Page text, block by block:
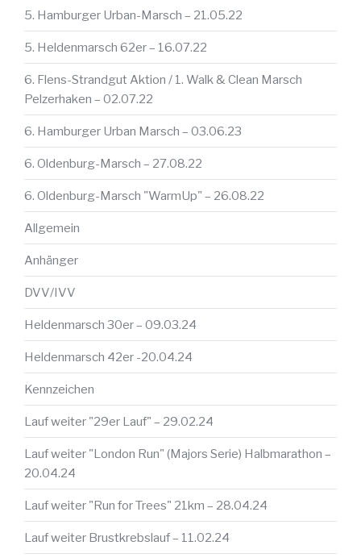
5. Hamburger Urban-Marsch – 21.05.22
5. Heldenmarsch 62er – 16.07.22
6. Flens-Strandgut Aktion / 1. Walk & Clean Marsch
Pelzerhaken – 02.07.22
6. Hamburger Urban Marsch – 03.06.23
6. Oldenburg-Marsch – 27.08.22
6. Oldenburg-Marsch "WarmUp" – 26.08.22
Allgemein
Anhänger
DVV/IVV
Heldenmarsch 30er – 09.03.24
Heldenmarsch 42er -20.04.24
Kennzeichen
Lauf weiter "29er Lauf" – 29.02.24
Lauf weiter "London Run" (Majors Serie) Halbmarathon –
20.04.24
Lauf weiter "Run for Trees" 21km – 28.04.24
Lauf weiter Brustkrebslauf – 11.02.24